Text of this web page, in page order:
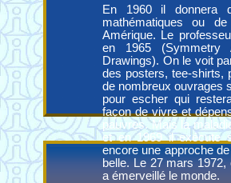
En 1960 il donnera
mathématiques ou
Amérique. Le
en 1965
Drawings). On le voit
des posters, tee-shirts,
de nombreux ouvrages
pour escher qui
façon de vivre et
pauvres. Mais la
et en 1969 il exécute
encore une approche
belle. Le 27 mars 1972,
a émerveillé le monde.